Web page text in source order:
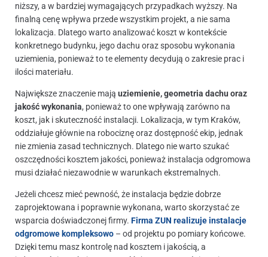
niższy, a w bardziej wymagających przypadkach wyższy. Na
finalną cenę wpływa przede wszystkim projekt, a nie sama
lokalizacja. Dlatego warto analizować koszt w kontekście
konkretnego budynku, jego dachu oraz sposobu wykonania
uziemienia, ponieważ to te elementy decydują o zakresie prac i
ilości materiału.
Największe znaczenie mają uziemienie, geometria dachu oraz
jakość wykonania, ponieważ to one wpływają zarówno na
koszt, jak i skuteczność instalacji. Lokalizacja, w tym Kraków,
oddziałuje głównie na robociznę oraz dostępność ekip, jednak
nie zmienia zasad technicznych. Dlatego nie warto szukać
oszczędności kosztem jakości, ponieważ instalacja odgromowa
musi działać niezawodnie w warunkach ekstremalnych.
Jeżeli chcesz mieć pewność, że instalacja będzie dobrze
zaprojektowana i poprawnie wykonana, warto skorzystać ze
wsparcia doświadczonej firmy. Firma ZUN realizuje instalacje
odgromowe kompleksowo – od projektu po pomiary końcowe.
Dzięki temu masz kontrolę nad kosztem i jakością, a